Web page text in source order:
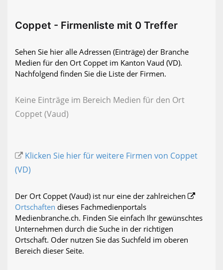
Coppet - Firmenliste mit 0 Treffer
Sehen Sie hier alle Adressen (Einträge) der Branche
Medien für den Ort Coppet im Kanton Vaud (VD).
Nachfolgend finden Sie die Liste der Firmen.
Keine Einträge im Bereich Medien für den Ort
Coppet (Vaud)
Klicken Sie hier für weitere Firmen von Coppet
(VD)
Der Ort Coppet (Vaud) ist nur eine der zahlreichen
Ortschaften dieses Fachmedienportals
Medienbranche.ch. Finden Sie einfach Ihr gewünschtes
Unternehmen durch die Suche in der richtigen
Ortschaft. Oder nutzen Sie das Suchfeld im oberen
Bereich dieser Seite.